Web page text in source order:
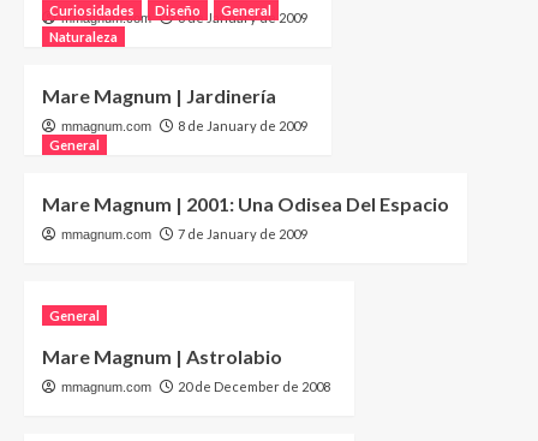
mmagnum.com 8 de January de 2009
Curiosidades Diseño
General
Naturaleza
Mare Magnum | Jardinería
mmagnum.com
8 de January de 2009
General
Mare Magnum | 2001: Una Odisea Del Espacio
mmagnum.com 7 de January de 2009
General
Mare Magnum | Astrolabio
mmagnum.com 20 de December de 2008